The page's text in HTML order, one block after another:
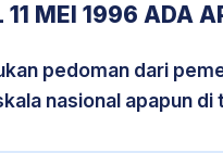
11 MEI 1996 ADA
pedoman dari
nasional apapun